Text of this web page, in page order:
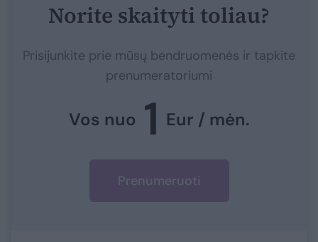
Norite skaityti toliau?
Prisijunkite prie mūsų bendruomenės ir tapkite
prenumeratoriumi
Vos nuo 1 Eur / mėn.
Prenumeruoti